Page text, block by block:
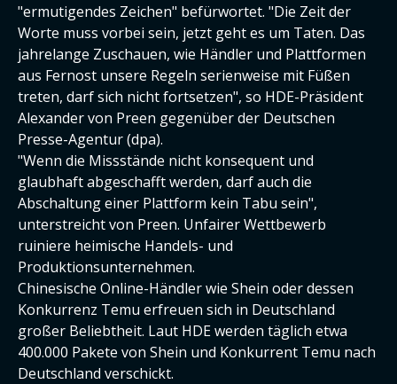
"ermutigendes Zeichen" befürwortet. "Die Zeit der
Worte muss vorbei sein, jetzt geht es um Taten. Das
jahrelange Zuschauen, wie Händler und Plattformen
aus Fernost unsere Regeln serienweise mit Füßen
treten, darf sich nicht fortsetzen", so HDE-Präsident
Alexander von Preen gegenüber der Deutschen
Presse-Agentur (dpa).
"Wenn die Missstände nicht konsequent und
glaubhaft abgeschafft werden, darf auch die
Abschaltung einer Plattform kein Tabu sein",
unterstreicht von Preen. Unfairer Wettbewerb
ruiniere heimische Handels- und
Produktionsunternehmen.
Chinesische Online-Händler wie Shein oder dessen
Konkurrenz Temu erfreuen sich in Deutschland
großer Beliebtheit. Laut HDE werden täglich etwa
400.000 Pakete von Shein und Konkurrent Temu nach
Deutschland verschickt.